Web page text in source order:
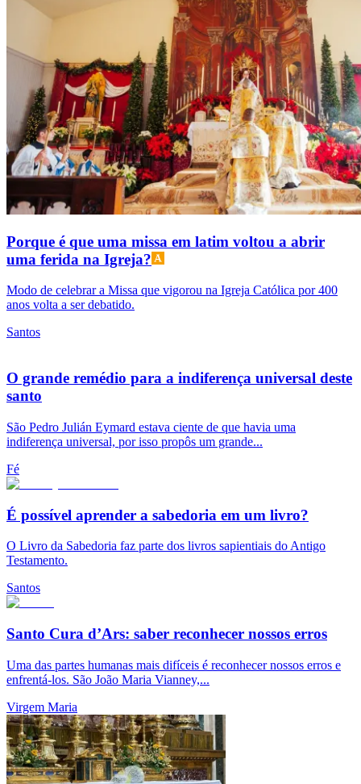
Porque é que uma missa em latim voltou a abrir
uma ferida na Igreja?
Modo de celebrar a Missa que vigorou na Igreja Católica por 400
anos volta a ser debatido.
Santos
O grande remédio para a indiferença universal deste
santo
São Pedro Julián Eymard estava ciente de que havia uma
indiferença universal, por isso propôs um grande...
Fé
É possível aprender a sabedoria em um livro?
O Livro da Sabedoria faz parte dos livros sapientiais do Antigo
Testamento.
Santos
Santo Cura d’Ars: saber reconhecer nossos erros
Uma das partes humanas mais difíceis é reconhecer nossos erros e
enfrentá-los. São João Maria Vianney,...
Virgem Maria